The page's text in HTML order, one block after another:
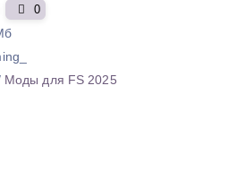
0
Моды для FS 2025